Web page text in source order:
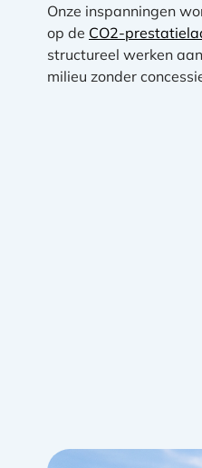
Onze inspanningen
op de CO2-
structureel werken
milieu zonder